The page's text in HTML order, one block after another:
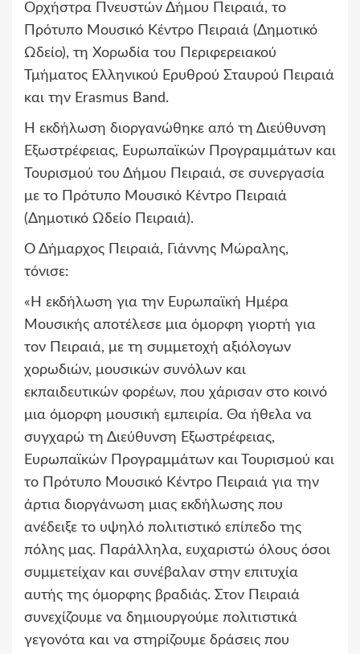
Ορχήστρα Πνευστών Δήμου Πειραιά, το
Πρότυπο Μουσικό Κέντρο Πειραιά (Δημοτικό
Ωδείο), τη Χορωδία του Περιφερειακού
Τμήματος Ελληνικού Ερυθρού Σταυρού Πειραιά
και την Erasmus Band.
Η εκδήλωση διοργανώθηκε από τη Διεύθυνση
Εξωστρέφειας, Ευρωπαϊκών Προγραμμάτων και
Τουρισμού του Δήμου Πειραιά, σε συνεργασία
με το Πρότυπο Μουσικό Κέντρο Πειραιά
(Δημοτικό Ωδείο Πειραιά).
Ο Δήμαρχος Πειραιά, Γιάννης Μώραλης,
τόνισε:
«Η εκδήλωση για την Ευρωπαϊκή Ημέρα
Μουσικής αποτέλεσε μια όμορφη γιορτή για
τον Πειραιά, με τη συμμετοχή αξιόλογων
χορωδιών, μουσικών συνόλων και
εκπαιδευτικών φορέων, που χάρισαν στο κοινό
μια όμορφη μουσική εμπειρία. Θα ήθελα να
συγχαρώ τη Διεύθυνση Εξωστρέφειας,
Ευρωπαϊκών Προγραμμάτων και Τουρισμού και
το Πρότυπο Μουσικό Κέντρο Πειραιά για την
άρτια διοργάνωση μιας εκδήλωσης που
ανέδειξε το υψηλό πολιτιστικό επίπεδο της
πόλης μας. Παράλληλα, ευχαριστώ όλους όσοι
συμμετείχαν και συνέβαλαν στην επιτυχία
αυτής της όμορφης βραδιάς. Στον Πειραιά
συνεχίζουμε να δημιουργούμε πολιτιστικά
γεγονότα και να στηρίζουμε δράσεις που